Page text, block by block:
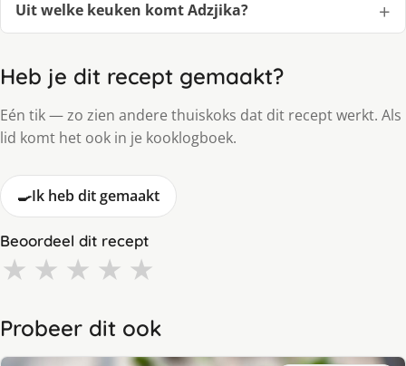
Uit welke keuken komt Adzjika?
Heb je dit recept gemaakt?
Eén tik — zo zien andere thuiskoks dat dit recept werkt. Als
lid komt het ook in je kooklogboek.
🍳Ik heb dit gemaakt
Beoordeel dit recept
★ ★ ★ ★ ★
Probeer dit ook